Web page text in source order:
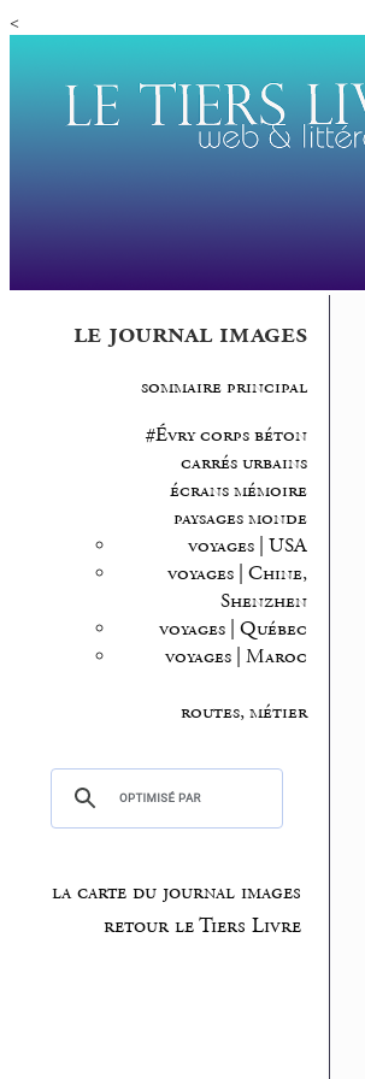
<
le journal images
sommaire principal
#Évry corps béton
carrés urbains
écrans mémoire
paysages monde
voyages | USA
voyages | Chine,
Shenzhen
voyages | Québec
voyages | Maroc
routes, métier
la carte du journal images
retour le Tiers Livre